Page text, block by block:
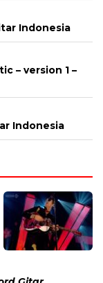
Indonesia
– version 1 –
Indonesia